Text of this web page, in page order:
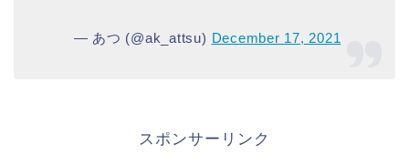
— あつ (@ak_attsu) December 17, 2021
スポンサーリンク